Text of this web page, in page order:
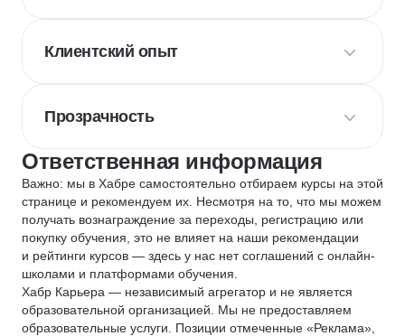
Клиентский опыт
Прозрачность
Ответственная информация
Важно: мы в Хабре самостоятельно отбираем курсы на этой
странице и рекомендуем их. Несмотря на то, что мы можем
получать вознаграждение за переходы, регистрацию или
покупку обучения, это не влияет на наши рекомендации
и рейтинги курсов — здесь у нас нет соглашений с онлайн-
школами и платформами обучения.
Хабр Карьера — независимый агрегатор и не является
образовательной организацией. Мы не предоставляем
образовательные услуги. Позиции отмеченные «Реклама»,